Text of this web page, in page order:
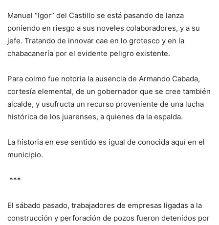
Manuel “Igor” del Castillo se está pasando de lanza
poniendo en riesgo a sus noveles colaboradores, y a su
jefe. Tratando de innovar cae en lo grotesco y en la
chabacanería por el evidente peligro existente.
Para colmo fue notoria la ausencia de Armando Cabada,
cortesía elemental, de un gobernador que se cree también
alcalde, y usufructa un recurso proveniente de una lucha
histórica de los juarenses, a quienes da la espalda.
La historia en ese sentido es igual de conocida aquí en el
municipio.
***
El sábado pasado, trabajadores de empresas ligadas a la
construcción y perforación de pozos fueron detenidos por